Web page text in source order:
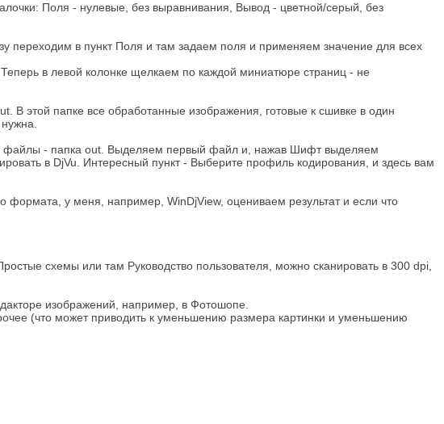
Поля - нулевые, без выравнивания, Вывод - цветной/серый, без
переходим в пункт Поля и там задаем поля и применяем значение для всех
в левой колонке щелкаем по каждой миниатюре страниц - не
В этой папке все обработанные изображения, готовые к сшивке в один
файлы - папка out. Выделяем первый файл и, нажав Шифт выделяем
в DjVu. Интересный пункт - Выберите профиль кодирования, и здесь вам
у меня, например, WinDjView, оцениваем результат и если что
схемы или там Руководство пользователя, можно сканировать в 300 dpi,
изображений, например, в Фотошопе.
(что может приводить к уменьшению размера картинки и уменьшению